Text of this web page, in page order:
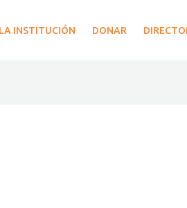
LA INSTITUCIÓN DONAR